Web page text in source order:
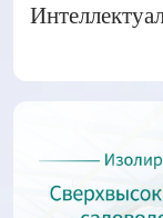
Обновления новых